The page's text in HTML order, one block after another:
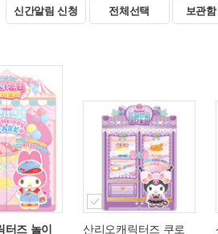
신간알림 신청 전체선택 보관함
터즈 놀이
산리오캐릭터즈 쿠로